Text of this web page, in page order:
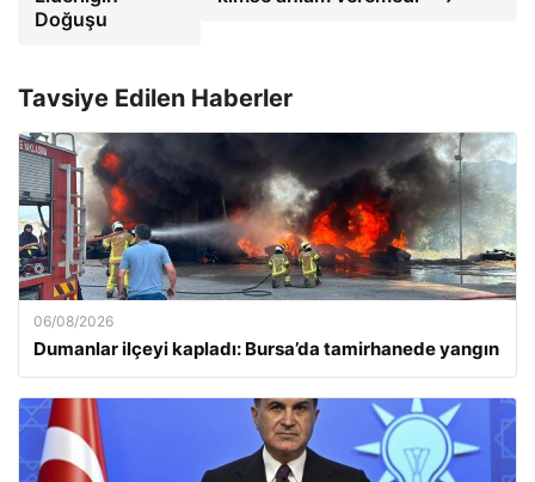
Doğuşu
Tavsiye Edilen Haberler
06/08/2026
Dumanlar ilçeyi kapladı: Bursa’da tamirhanede yangın